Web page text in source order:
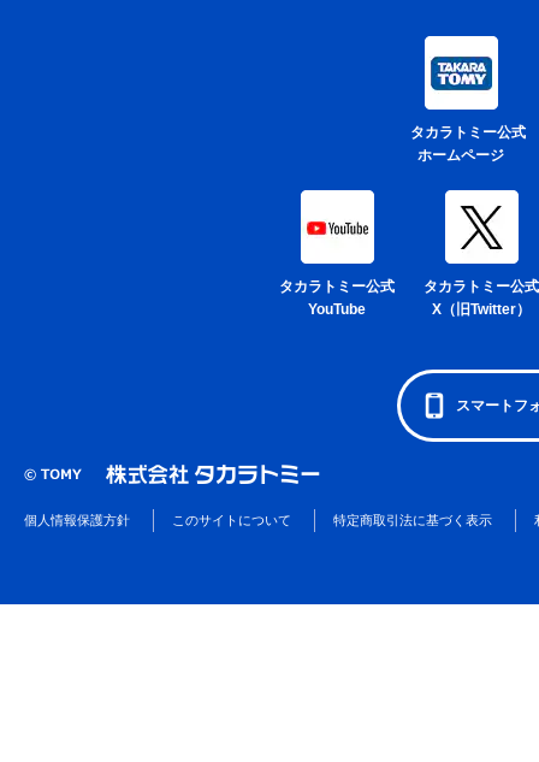
タカラトミー公式
ホームページ
タカラトミー公式
YouTube
タカラトミー公式
X（旧Twitter）
スマートフ
個人情報保護方針 このサイトについて 特定商取引法に基づく表示